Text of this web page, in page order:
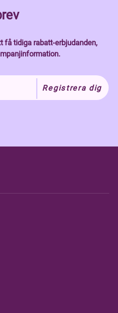
få tidiga rabatt-erbjudanden,
Registrera dig